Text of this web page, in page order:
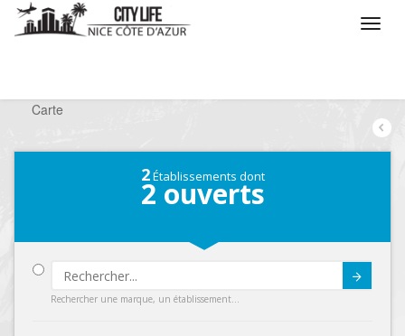
Carte
2Établissements dont
2 ouverts
Rechercher une marque, un établissement...